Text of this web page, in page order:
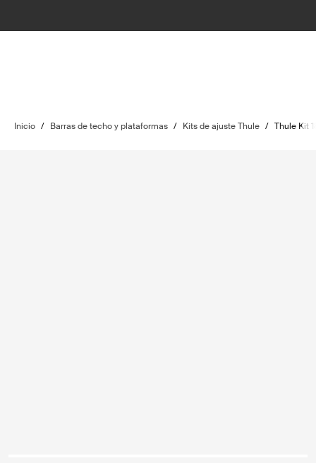
Inicio / Barras de techo y plataformas / Kits de ajuste Thule / Thule Kit